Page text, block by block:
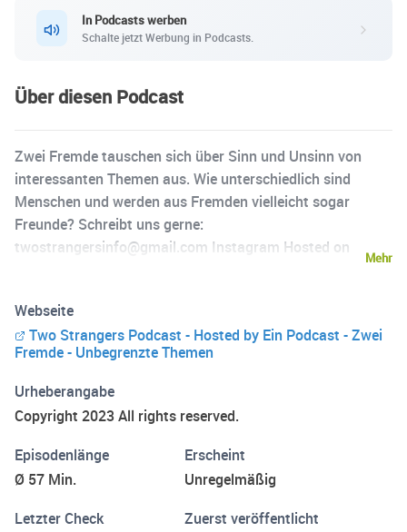
In Podcasts werben
Schalte jetzt Werbung in Podcasts.
Über diesen Podcast
Zwei Fremde tauschen sich über Sinn und Unsinn von
interessanten Themen aus. Wie unterschiedlich sind
Menschen und werden aus Fremden vielleicht sogar
Freunde? Schreibt uns gerne:
twostrangersinfo@gmail.com Instagram Hosted on
Mehr
Webseite
Two Strangers Podcast - Hosted by Ein Podcast - Zwei
Fremde - Unbegrenzte Themen
Urheberangabe
Copyright 2023 All rights reserved.
Episodenlänge
Ø 57 Min.
Erscheint
Unregelmäßig
Letzter Check
Zuerst veröffentlicht